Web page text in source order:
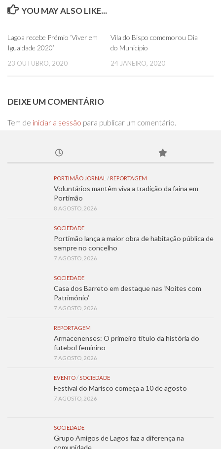
YOU MAY ALSO LIKE...
Lagoa recebe Prémio ‘Viver em
Igualdade 2020’
23 OUTUBRO, 2020
Vila do Bispo comemorou Dia
do Município
24 JANEIRO, 2020
DEIXE UM COMENTÁRIO
Tem de iniciar a sessão para publicar um comentário.
PORTIMÃO JORNAL / REPORTAGEM
Voluntários mantêm viva a tradição da faina em
Portimão
8 AGOSTO, 2026
SOCIEDADE
Portimão lança a maior obra de habitação pública de
sempre no concelho
7 AGOSTO, 2026
SOCIEDADE
Casa dos Barreto em destaque nas ‘Noites com
Património’
7 AGOSTO, 2026
REPORTAGEM
Armacenenses: O primeiro título da história do
futebol feminino
7 AGOSTO, 2026
EVENTO/SOCIEDADE
Festival do Marisco começa a 10 de agosto
7 AGOSTO, 2026
SOCIEDADE
Grupo Amigos de Lagos faz a diferença na